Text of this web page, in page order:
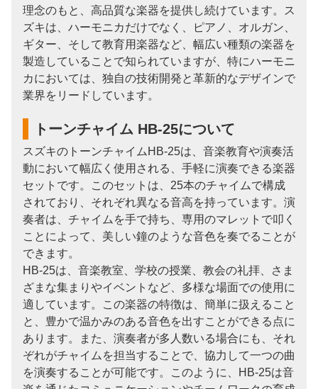
理念のもと、高品質な楽器を提供し続けています。ス
ズキは、ハーモニカだけでなく、ピアノ、オルガン、
ギター、そして教育用楽器など、幅広い種類の楽器を
製造していることで知られていますが、特にハーモニ
カにおいては、独自の技術開発と革新的なデザインで
業界をリードしています。
トーンチャイム HB-25について
スズキのトーンチャイムHB-25は、音楽教育や演奏活
動において幅広く使用される、手軽に演奏できる楽器
セットです。このセットは、25本のチャイムで構成
されており、それぞれ異なる音高を持っています。演
奏者は、チャイムを手で持ち、専用のマレットで叩く
ことによって、美しい鐘のような音色を奏でることが
できます。
HB-25は、音楽教室、学校の授業、教会の礼拝、さま
ざまな集まりやイベントなど、多様な場面での使用に
適しています。この楽器の特徴は、簡単に扱えること
と、豊かで温かみのある音色を出すことができる点に
あります。また、演奏者が多人数いる場合にも、それ
ぞれがチャイムを担当することで、協力して一つの曲
を演奏することが可能です。このように、HB-25は音